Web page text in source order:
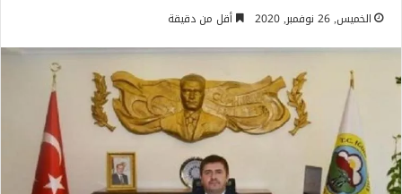
الخميس, 26 نوفمبر, 2020 أقل من دقيقة